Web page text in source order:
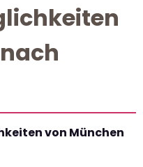
von München